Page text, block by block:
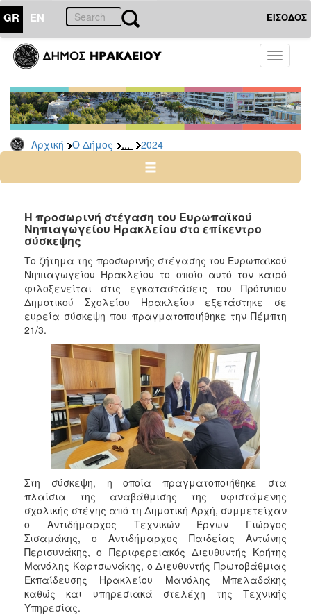
GR EN ΕΙΣΟΔΟΣ
Toggle
Αρχική Ο Δήμος ... 2024
ΔΗΜΟΣ
Δελτία
Τύπου
Αρχείο
2026
2024
2022
2021
2020
2019
2018
2016
2015
2013
2012
2011
2010
2006
ΤΟΠΟΣ
ΠΟΛΙΤΙΣΜΟΣ
Η προσωρινή στέγαση του Ευρωπαϊκού
Νηπιαγωγείου Ηρακλείου στο επίκεντρο
σύσκεψης
Το ζήτημα της προσωρινής στέγασης του Ευρωπαϊκού
Νηπιαγωγείου Ηρακλείου το οποίο αυτό τον καιρό
φιλοξενείται στις εγκαταστάσεις του Πρότυπου
Δημοτικού Σχολείου Ηρακλείου εξετάστηκε σε
ευρεία σύσκεψη που πραγματοποιήθηκε την Πέμπτη
21/3.
Στη σύσκεψη, η οποία πραγματοποιήθηκε στα
πλαίσια της αναβάθμισης της υφιστάμενης
σχολικής στέγης από τη Δημοτική Αρχή, συμμετείχαν
ο Αντιδήμαρχος Τεχνικών Έργων Γιώργος
Σισαμάκης, ο Αντιδήμαρχος Παιδείας Αντώνης
Περισυνάκης, ο Περιφερειακός Διευθυντής Κρήτης
Μανόλης Καρτσωνάκης, ο Διευθυντής Πρωτοβάθμιας
Εκπαίδευσης Ηρακλείου Μανόλης Μπελαδάκης
καθώς και υπηρεσιακά στελέχη της Τεχνικής
Υπηρεσίας.